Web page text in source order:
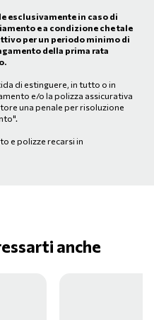
esclusivamente in caso di
e a condizione che tale
per un periodo minimo di
della prima rata
di estinguere, in tutto o in
e/o la polizza assicurativa
una penale per risoluzione
e polizze recarsi in
anche